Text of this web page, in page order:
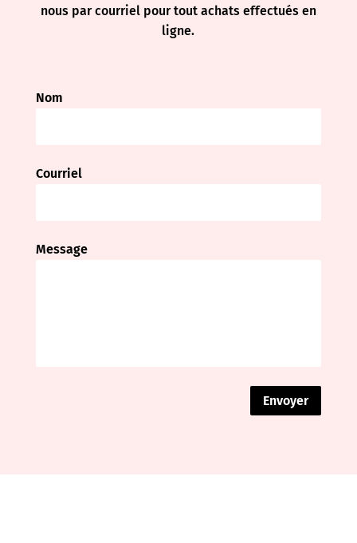
nous par courriel pour tout achats effectués en
ligne.
Nom
Courriel
Message
Envoyer